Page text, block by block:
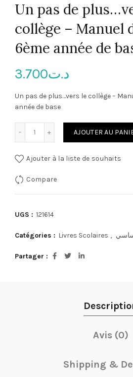
Un pas de
collège – Manuel
6ème année de
د.ت3.700
Un pas de plus…vers le collège –
année de base
AJOUTER AU
Ajouter à la liste de souhaits
Compare
UGS : 121614
Catégories : Livres Scolaires ,
Partager
Avis (0)
Shipping &